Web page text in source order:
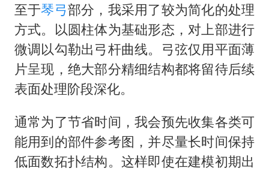
至于琴弓部分，我采用了较为简化的处理
方式。以圆柱体为基础形态，对上部进行
微调以勾勒出弓杆曲线。弓弦仅用平面薄
片呈现，绝大部分精细结构都将留待后续
表面处理阶段深化。
通常为了节省时间，我会预先收集各类可
能用到的部件参考图，并尽量长时间保持
低面数拓扑结构。这样即使在建模初期出